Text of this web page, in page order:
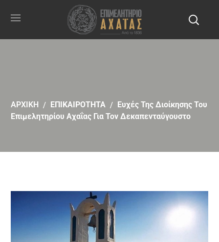
ΑΡΧΙΚΗ ΕΠΙΚΑΙΡΟΤΗΤΑ
Ευχές Της Διοίκησης Του
Επιμελητηρίου Αχαΐας Για Τον Δεκαπενταύγουστο